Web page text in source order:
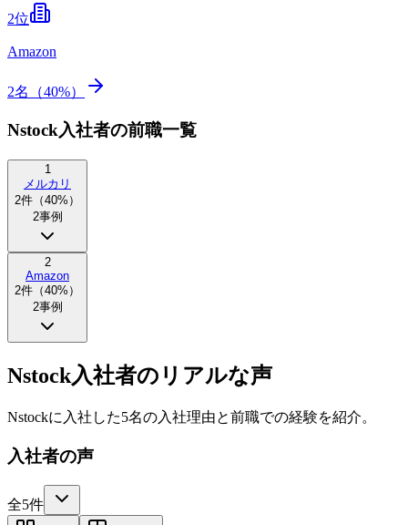
2位
Amazon
2名（40%）
Nstock入社者の前職一覧
1
メルカリ
2件（40%）
2事例
2
Amazon
2件（40%）
2事例
Nstock入社者のリアルな声
Nstockに入社した5名の入社理由と前職での経験を紹介。
入社者の声
全5件